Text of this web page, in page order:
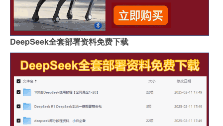
DeepSeek全套部署资料免费下载